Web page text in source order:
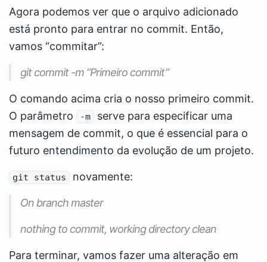
Agora podemos ver que o arquivo adicionado
está pronto para entrar no commit. Então,
vamos “commitar”:
git commit -m “Primeiro commit”
O comando acima cria o nosso primeiro commit.
O parâmetro
-m
serve para especificar uma
mensagem de commit, o que é essencial para o
futuro entendimento da evolução de um projeto.
git status novamente:
On branch master
nothing to commit, working directory clean
Para terminar, vamos fazer uma alteração em